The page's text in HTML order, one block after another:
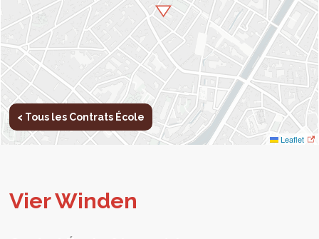
Leaflet
< Tous les Contrats École
Vier Win­den